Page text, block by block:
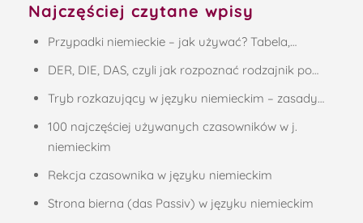
Najczęściej czytane wpisy
Przypadki niemieckie – jak używać? Tabela,…
DER, DIE, DAS, czyli jak rozpoznać rodzajnik po…
Tryb rozkazujący w języku niemieckim – zasady…
100 najczęściej używanych czasowników w j.
niemieckim
Rekcja czasownika w języku niemieckim
Strona bierna (das Passiv) w języku niemieckim